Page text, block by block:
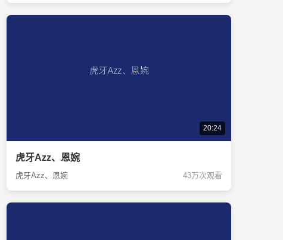
20:24
虎牙Azz、恩婉
虎牙Azz、恩婉 43万次观看